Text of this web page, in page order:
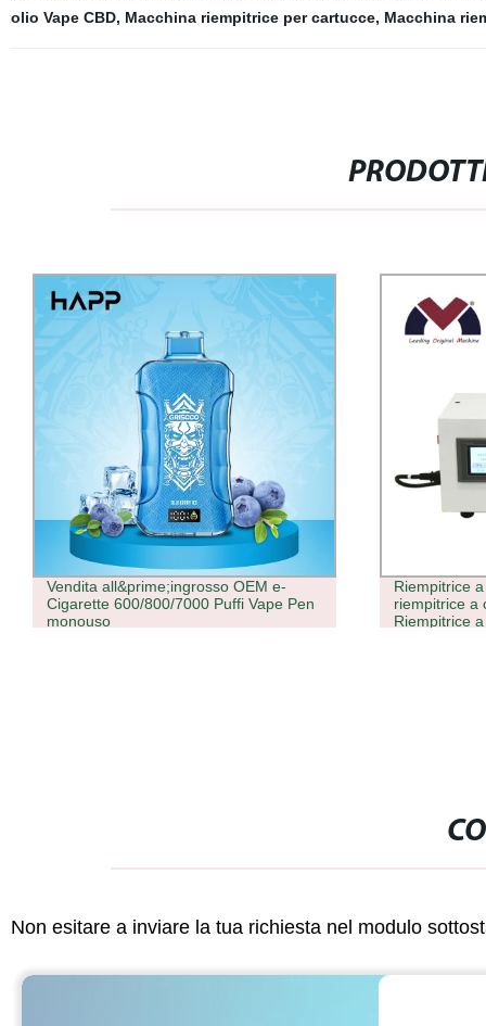
olio Vape CBD, Macchina riempitrice per cartucce, Macchina
Vendita all&prime;ingrosso OEM e-
Cigarette 600/800/7000 Puffi Vape Pen
monouso
Riempitrice
riempitrice a
Riempitrice
Non esitare a inviare la tua richiesta nel modulo